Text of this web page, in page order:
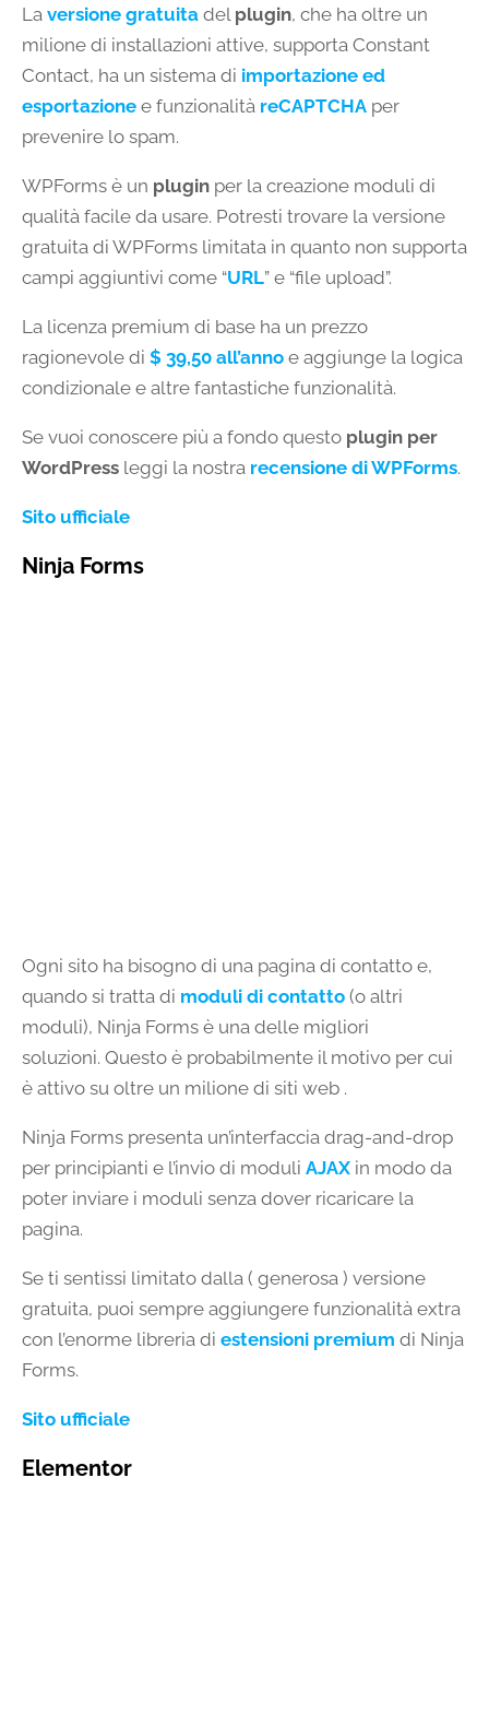
La versione gratuita del plugin, che ha oltre un
milione di installazioni attive, supporta Constant
Contact, ha un sistema di importazione ed
esportazione e funzionalità reCAPTCHA per
prevenire lo spam.
WPForms è un plugin per la creazione moduli di
qualità facile da usare. Potresti trovare la versione
gratuita di WPForms limitata in quanto non supporta
campi aggiuntivi come “URL” e “file upload”.
La licenza premium di base ha un prezzo
ragionevole di $ 39,50 all’anno e aggiunge la logica
condizionale e altre fantastiche funzionalità.
Se vuoi conoscere più a fondo questo plugin per
WordPress leggi la nostra recensione di WPForms.
Sito ufficiale
Ninja Forms
Ogni sito ha bisogno di una pagina di contatto e,
quando si tratta di moduli di contatto (o altri
moduli), Ninja Forms è una delle migliori
soluzioni. Questo è probabilmente il motivo per cui
è attivo su oltre un milione di siti web .
Ninja Forms presenta un’interfaccia drag-and-drop
per principianti e l’invio di moduli AJAX in modo da
poter inviare i moduli senza dover ricaricare la
pagina.
Se ti sentissi limitato dalla ( generosa ) versione
gratuita, puoi sempre aggiungere funzionalità extra
con l’enorme libreria di estensioni premium di Ninja
Forms.
Sito ufficiale
Elementor